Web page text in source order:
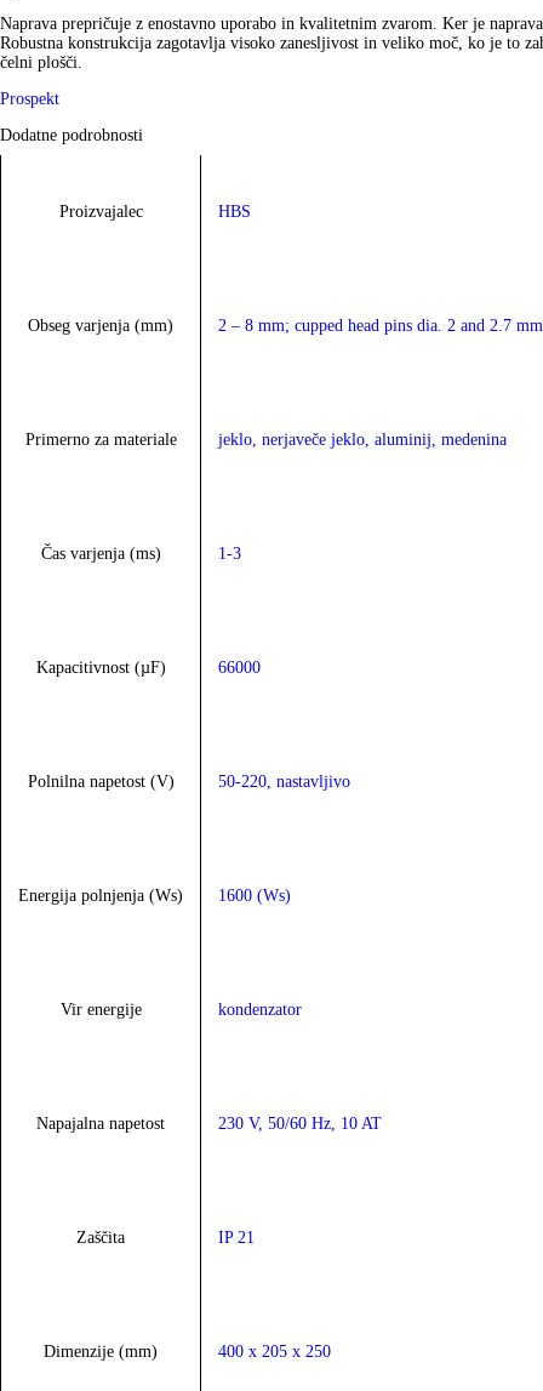
Naprava prepričuje z enostavno uporabo in kvalitetnim zvarom. Ker je
Robustna konstrukcija zagotavlja visoko zanesljivost in veliko moč, ko je to
čelni plošči.
Prospekt
Dodatne podrobnosti
Proizvajalec HBS
Obseg varjenja (mm) 2 – 8 mm; cupped head pins dia. 2 and 2.7
Primerno za materiale jeklo, nerjaveče jeklo, aluminij, medenina
Čas varjenja (ms) 1-3
Kapacitivnost (µF) 66000
Polnilna napetost (V) 50-220, nastavljivo
Energija polnjenja (Ws) 1600 (Ws)
Vir energije kondenzator
Napajalna napetost 230 V, 50/60 Hz, 10 AT
Zaščita IP 21
Dimenzije (mm) 400 x 205 x 250